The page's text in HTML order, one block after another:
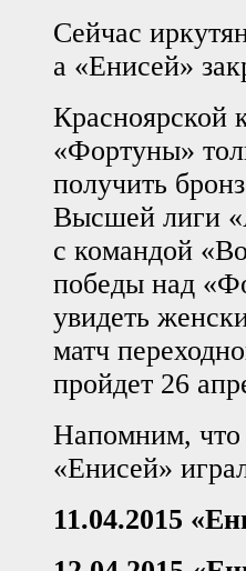
Сейчас
а «Енисей»
Красноярской
«Фортуны»
получить
Высшей лиги
с командой
победы над
увидеть
матч
пройдет 26
Напомним, что
«Енисей»
11.04.2015